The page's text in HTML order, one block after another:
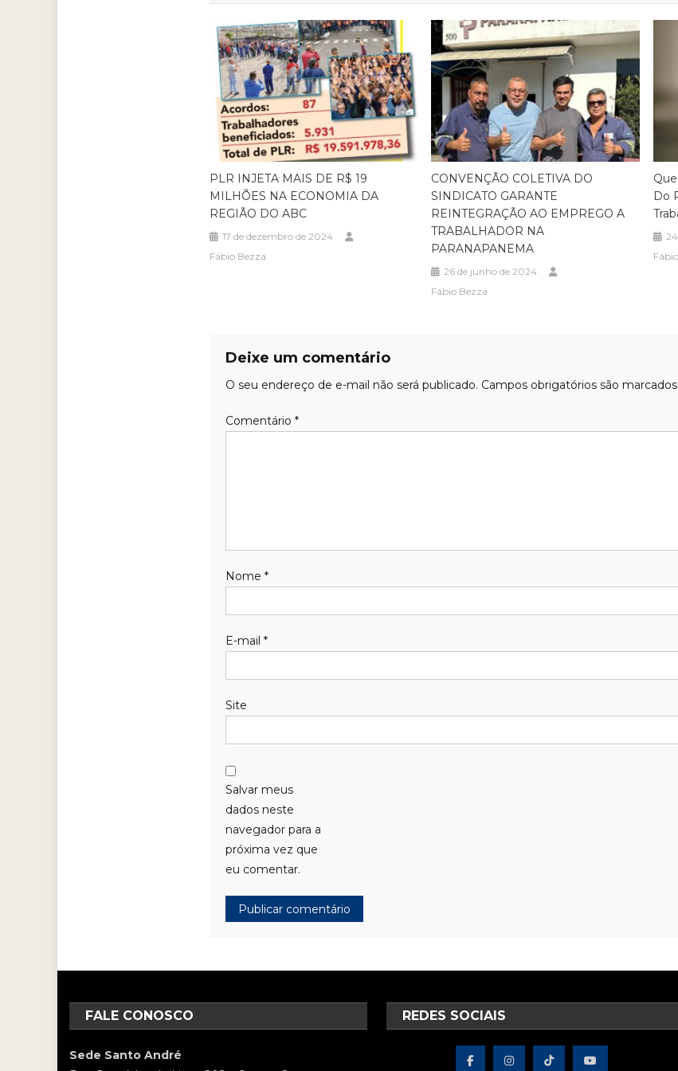
PLR INJETA MAIS DE R$ 19
MILHÕES NA ECONOMIA DA
REGIÃO DO ABC
17 de dezembro de 2024
Fábio Bezza
CONVENÇÃO COLETIVA DO
SINDICATO GARANTE
REINTEGRAÇÃO AO EMPREGO A
TRABALHADOR NA
PARANAPANEMA
26 de junho de 2024
Fábio Bezza
Do
Deixe um comentário
O seu endereço de e-mail não será publicado. Campos obrigatórios são
Comentário *
Nome *
E-mail *
Site
Salvar meus
dados neste
navegador para a
próxima vez que
eu comentar.
FALE CONOSCO
Sede Santo André
REDES SOCIAIS